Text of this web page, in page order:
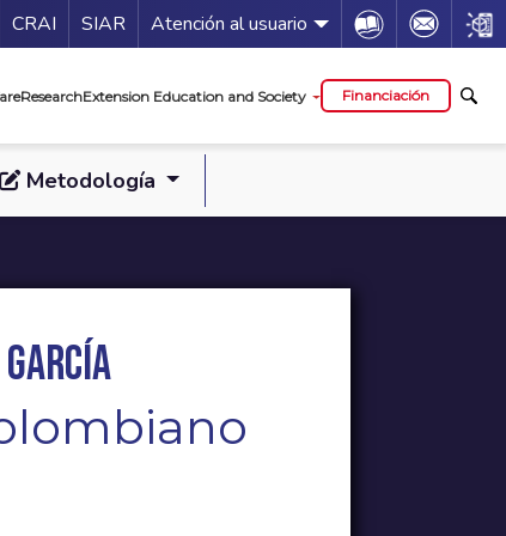
Guía de servicios
CRAI SIAR Atención al usuario Icon Icon Icon
ResearchExtension Education and Society Financiación
Metodología